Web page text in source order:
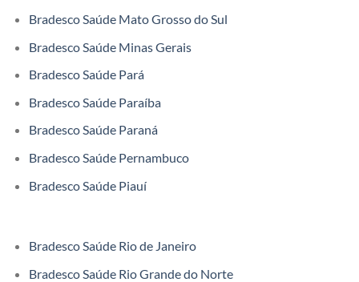
Bradesco Saúde Mato Grosso do Sul
Bradesco Saúde Minas Gerais
Bradesco Saúde Pará
Bradesco Saúde Paraíba
Bradesco Saúde Paraná
Bradesco Saúde Pernambuco
Bradesco Saúde Piauí
Bradesco Saúde Rio de Janeiro
Bradesco Saúde Rio Grande do Norte